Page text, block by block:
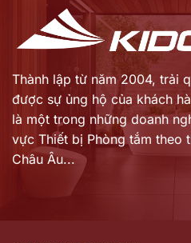
Thành lập từ năm 2004, trải
được sự ủng hộ của khách
là một trong những doanh
vực Thiết bị Phòng tắm theo
Châu Âu...